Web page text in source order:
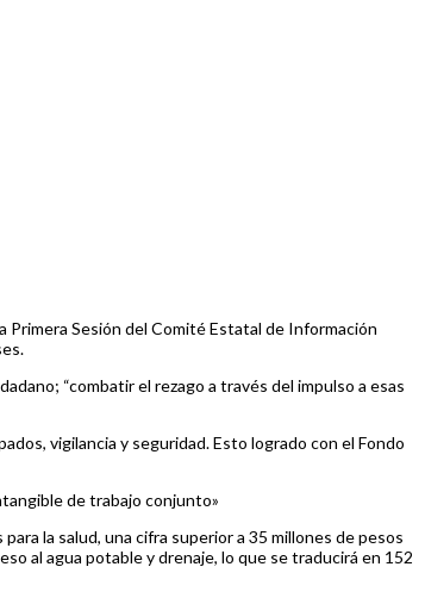
Primera Sesión del Comité Estatal de Información
“combatir el rezago a través del impulso a esas
vigilancia y seguridad. Esto logrado con el Fondo
de trabajo conjunto»
la salud, una cifra superior a 35 millones de pesos
al agua potable y drenaje, lo que se traducirá en 152